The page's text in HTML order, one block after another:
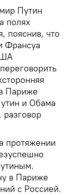
Путин
полях
пояснив, что
Франсуа
Париже
и Обама
разговор
протяжении
в Париже
с Россией.